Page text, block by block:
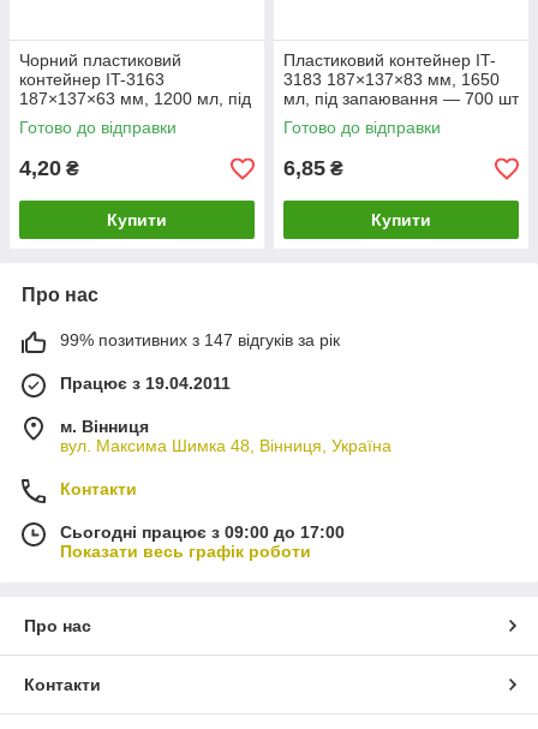
Чорний пластиковий
контейнер IT-3163
187×137×63 мм, 1200 мл, під
запаювання 700 шт
Готово до відправки
4,20 ₴
Купити
Пластиковий контейнер IT-
3183 187×137×83 мм, 1650
мл, під запаювання — 700 шт
Готово до відправки
6,85 ₴
Купити
Про нас
99% позитивних з 147 відгуків за рік
Працює з 19.04.2011
м. Вінниця
вул. Максима Шимка 48, Вінниця, Україна
Контакти
Сьогодні працює з 09:00 до 17:00
Показати весь графік роботи
Про нас
Контакти